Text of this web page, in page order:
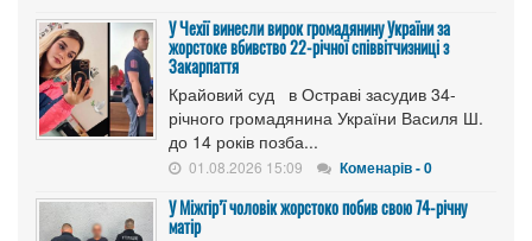
У Чехії винесли вирок громадянину України за
жорстоке вбивство 22-річної співвітчизниці з
Закарпаття
Крайовий суд в Остраві засудив 34-
річного громадянина України Василя Ш.
до 14 років позба...
01.08.2026 15:09 Коменарів - 0
У Міжгір’ї чоловік жорстоко побив свою 74-річну
матір